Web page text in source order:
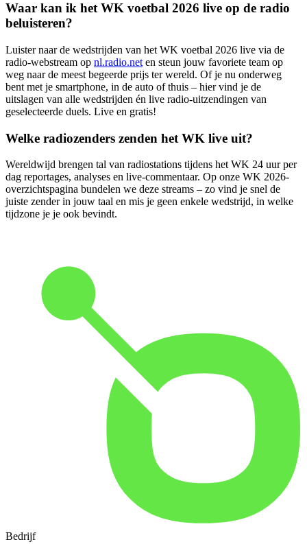
Waar kan ik het WK voetbal 2026 live op de radio
beluisteren?
Luister naar de wedstrijden van het WK voetbal 2026 live via de
radio-webstream op nl.radio.net en steun jouw favoriete team op
weg naar de meest begeerde prijs ter wereld. Of je nu onderweg
bent met je smartphone, in de auto of thuis – hier vind je de
uitslagen van alle wedstrijden én live radio-uitzendingen van
geselecteerde duels. Live en gratis!
Welke radiozenders zenden het WK live uit?
Wereldwijd brengen tal van radiostations tijdens het WK 24 uur per
dag reportages, analyses en live-commentaar. Op onze WK 2026-
overzichtspagina bundelen we deze streams – zo vind je snel de
juiste zender in jouw taal en mis je geen enkele wedstrijd, in welke
tijdzone je je ook bevindt.
Bedrijf